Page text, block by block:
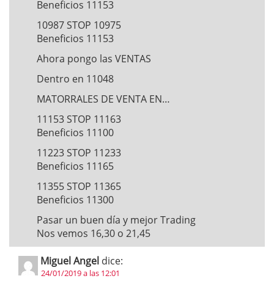
Beneficios 11153
10987 STOP 10975
Beneficios 11153
Ahora pongo las VENTAS
Dentro en 11048
MATORRALES DE VENTA EN…
11153 STOP 11163
Beneficios 11100
11223 STOP 11233
Beneficios 11165
11355 STOP 11365
Beneficios 11300
Pasar un buen día y mejor Trading
Nos vemos 16,30 o 21,45
Miguel Angel dice:
24/01/2019 a las 12:01